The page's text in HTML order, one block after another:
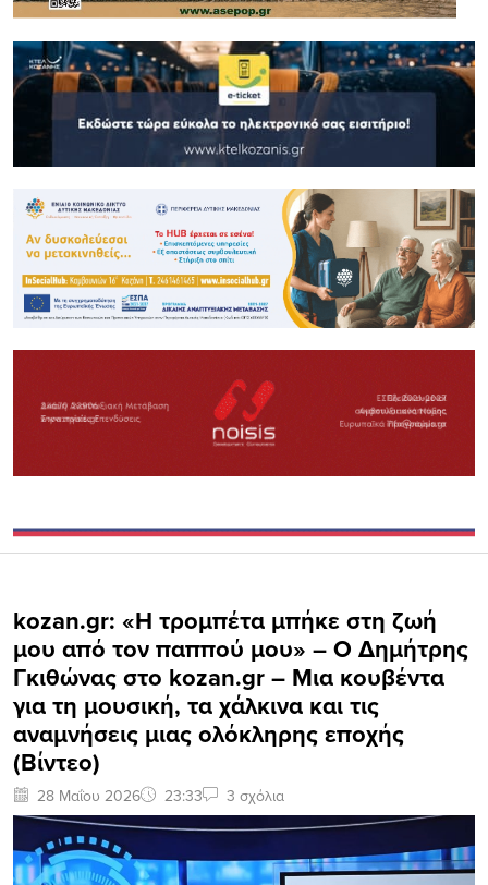
kozan.gr: «Η τρομπέτα μπήκε στη ζωή
μου από τον παππού μου» – Ο Δημήτρης
Γκιθώνας στο kozan.gr – Μια κουβέντα
για τη μουσική, τα χάλκινα και τις
αναμνήσεις μιας ολόκληρης εποχής
(Βίντεο)
28 Μαΐου 2026 23:33 3 σχόλια